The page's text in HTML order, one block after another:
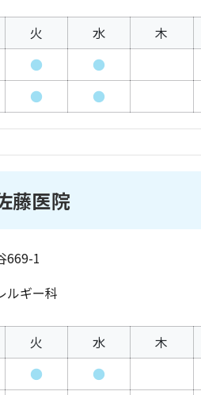
火 水 木
● ●
● ●
藤医院
669-1
ルギー科
火 水 木
● ●